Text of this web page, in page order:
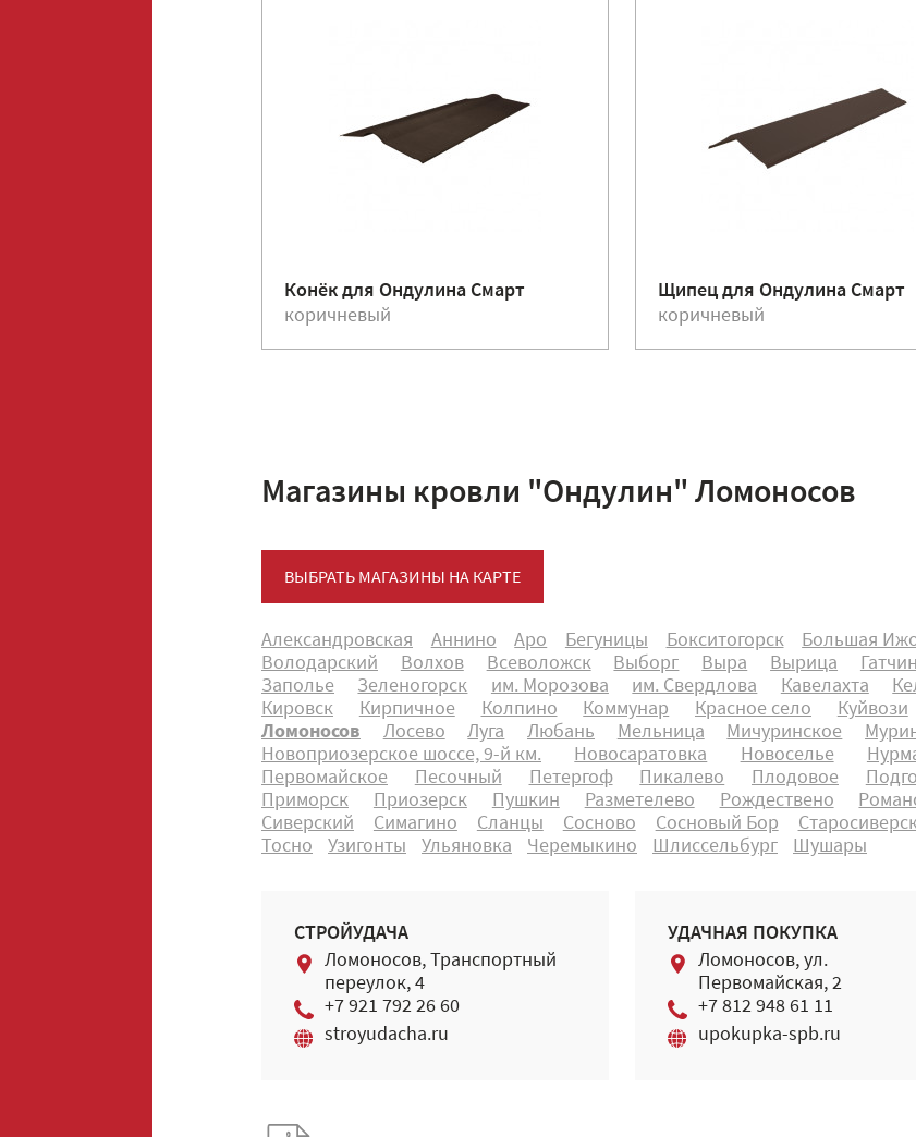
Конёк для Ондулина Смарт
коричневый
Щипец для Ондулина Смарт
коричневый
Магазины кровли "Ондулин" Ломоносов
ВЫБРАТЬ МАГАЗИНЫ НА КАРТЕ
Александровская Аннино Аро Бегуницы Бокситогорск Большая
Володарский
Волхов Всеволожск Выборг Выра Вырица
Заполье
Зеленогорск им. Морозова им. Свердлова Кавелахта
Кировск
Кирпичное Колпино Коммунар Красное село Куйвози
Ломоносов
Лосево Луга Любань Мельница Мичуринское
Новоприозерское шоссе, 9-й км.
Новосаратовка Новоселье
Первомайское
Песочный Петергоф Пикалево Плодовое
Приморск
Приозерск Пушкин Разметелево Рождествено
Сиверский
Симагино Сланцы Сосново Сосновый Бор
Тосно
Узигонты Ульяновка Черемыкино Шлиссельбург Шушары
СТРОЙУДАЧА
Ломоносов, Транспортный
переулок, 4
+7 921 792 26 60
stroyudacha.ru
УДАЧНАЯ ПОКУПКА
Ломоносов, ул.
Первомайская, 2
+7 812 948 61 11
upokupka-spb.ru